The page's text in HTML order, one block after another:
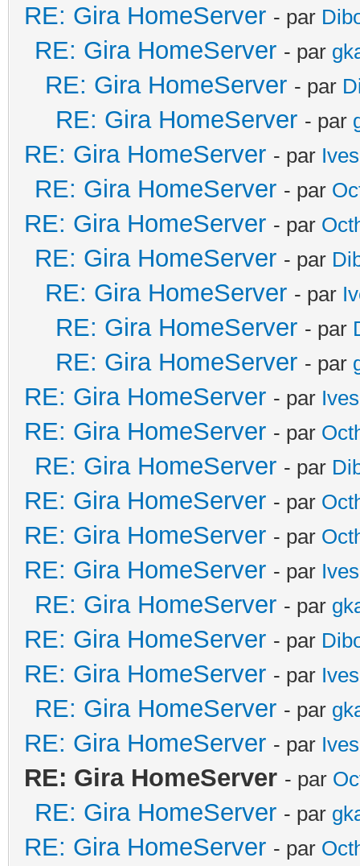
RE: Gira HomeServer - par
RE: Gira HomeServer - par
RE: Gira HomeServer - par
RE: Gira HomeServer - par
RE: Gira HomeServer - par Ives
RE: Gira HomeServer - par
RE: Gira HomeServer - par
RE: Gira HomeServer - par
RE: Gira HomeServer - par
RE: Gira HomeServer - par
RE: Gira HomeServer - par
RE: Gira HomeServer - par Ives
RE: Gira HomeServer - par
RE: Gira HomeServer - par
RE: Gira HomeServer - par
RE: Gira HomeServer - par
RE: Gira HomeServer - par Ives
RE: Gira HomeServer - par
RE: Gira HomeServer - par
RE: Gira HomeServer - par Ives
RE: Gira HomeServer - par
RE: Gira HomeServer - par Ives
RE: Gira HomeServer - par
RE: Gira HomeServer - par
RE: Gira HomeServer - par